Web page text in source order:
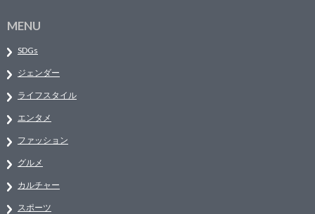
MENU
SDGs
ジェンダー
ライフスタイル
エンタメ
ファッション
グルメ
カルチャー
スポーツ